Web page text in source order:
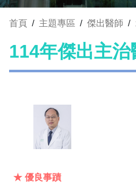
首頁 / 主題專區 / 傑出醫師 /
114年傑出主治
★ 優良事蹟